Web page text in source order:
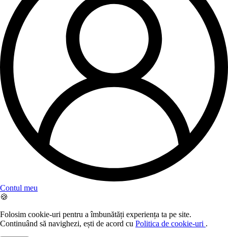
Contul meu
🍪
Folosim cookie-uri pentru a îmbunătăți experiența ta pe site.
Continuând să navighezi, ești de acord cu Politica de cookie-uri .